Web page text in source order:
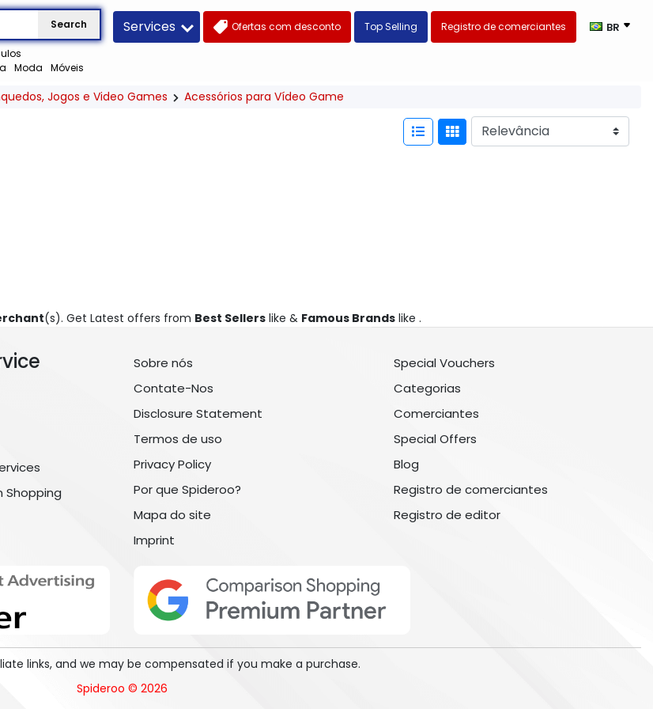
Search
Moda Móveis
Services Ofertas com desconto Top Selling Registro de comerciantes BR
Jogos e Video Games Acessórios para Vídeo Game
(s). Get Latest offers from Best Sellers like & Famous Brands like .
Shopping
Sobre nós
Contate-Nos
Disclosure Statement
Termos de uso
Privacy Policy
Por que Spideroo?
Mapa do site
Imprint
Special Vouchers
Categorias
Comerciantes
Special Offers
Blog
Registro de comerciantes
Registro de editor
links, and we may be compensated if you make a purchase.
Spideroo © 2026